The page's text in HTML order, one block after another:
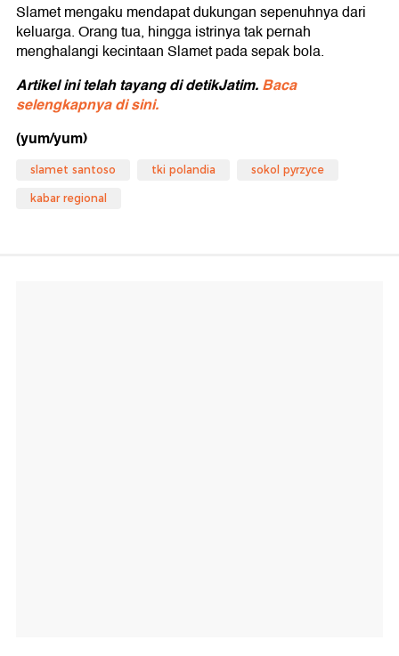
Slamet mengaku mendapat dukungan sepenuhnya dari
keluarga. Orang tua, hingga istrinya tak pernah
menghalangi kecintaan Slamet pada sepak bola.
Artikel ini telah tayang di detikJatim.Baca
selengkapnya di sini.
(yum/yum)
slamet santoso tki polandia sokol pyrzyce
kabar regional